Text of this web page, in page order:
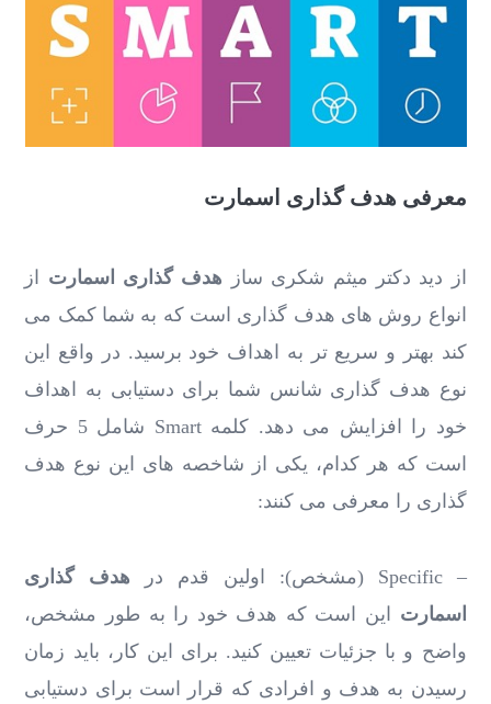
معرفی هدف گذاری اسمارت
از دید دکتر میثم شکری ساز هدف گذاری اسمارت از
انواع روش های هدف گذاری است که به شما کمک می
کند بهتر و سریع تر به اهداف خود برسید. در واقع این
نوع هدف گذاری شانس شما برای دستیابی به اهداف
خود را افزایش می دهد. کلمه Smart شامل 5 حرف
است که هر کدام، یکی از شاخصه های این نوع هدف
گذاری را معرفی می کنند:
– Specific (مشخص): اولین قدم در
هدف گذاری
اسمارت این است که هدف خود را به طور مشخص،
واضح و با جزئیات تعیین کنید. برای این کار، باید زمان
رسیدن به هدف و افرادی که قرار است برای دستیابی